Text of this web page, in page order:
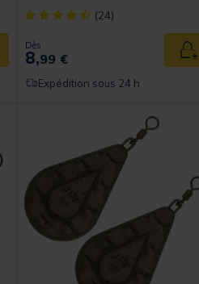
Rating
au panier
[object Object] out of 5
(24)
Dès
8,99 €
Expédition sous 24 h